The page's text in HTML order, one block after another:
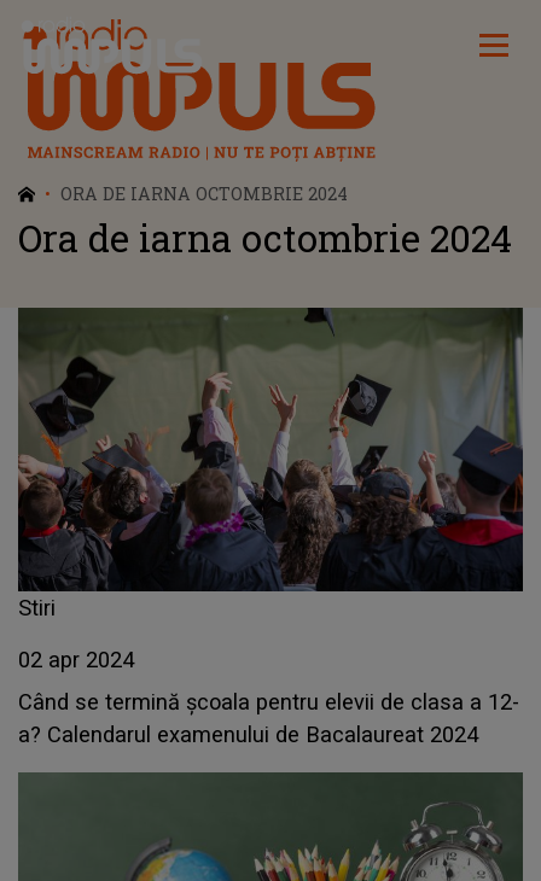
Radio Impuls
ORA DE IARNA OCTOMBRIE 2024
Ora de iarna octombrie 2024
Stiri
02 apr 2024
Când se termină școala pentru elevii de clasa a 12-
a? Calendarul examenului de Bacalaureat 2024